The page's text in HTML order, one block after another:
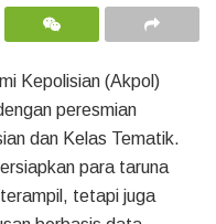
Kepolisian (Akpol)
peresmian
dan Kelas Tematik.
para taruna
tetapi juga